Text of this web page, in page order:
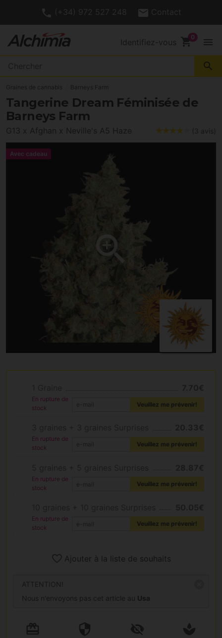
(+34) 972 527 248 Contact
Identifiez-vous shopping_cart menu
search
Graines de cannabis Barneys Farm
Tangerine Dream Féminisée de
Barneys Farm
G13 x Afghan x Neville's A5 Haze (3 avis)
Avec cadeau
En rupture de
stock
Veuillez me prévenir!
En rupture de
stock
Veuillez me prévenir!
En rupture de
stock
Veuillez me prévenir!
En rupture de
stock
Veuillez me prévenir!
Ajouter à la liste de souhaits
ATTENTION!
Nous n'envoyons pas cet article au Usa